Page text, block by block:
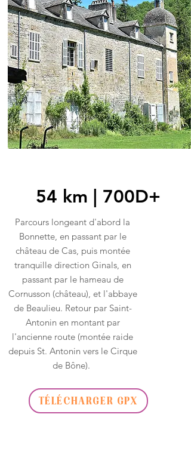
54 km | 700D+
Parcours longeant d'abord la
Bonnette, en passant par le
château de Cas, puis montée
tranquille direction Ginals, en
passant par le hameau de
Cornusson (château), et l'abbaye
de Beaulieu. Retour par Saint-
Antonin en montant par
l'ancienne route (montée raide
depuis St. Antonin vers le Cirque
de Bône).
TÉLÉCHARGER GPX